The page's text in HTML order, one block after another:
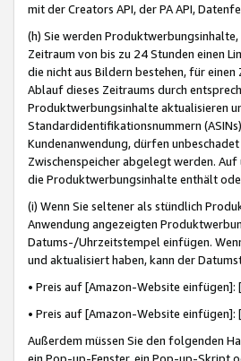
mit der Creators API, der PA API,
(h) Sie werden
Zeitraum von bis zu 24 Stunden einen
die nicht aus Bildern bestehen, für
Ablauf dieses Zeitraums durch
Produktwerbungsinhalte aktualisieren
Standardidentifikationsnummern
Kundenanwendung, dürfen
Zwischenspeicher abgelegt werden.
die Produktwerbungsinhalte enthält
(i) Wenn Sie seltener als stündlich
Anwendung angezeigten
Datums-/Uhrzeitstempel einfügen.
und aktualisiert haben, kann der
• Preis auf [Amazon-Website
• Preis auf [Amazon-Website
Außerdem müssen Sie den folgenden
ein Pop-up-Fenster, ein Pop-up-Skript